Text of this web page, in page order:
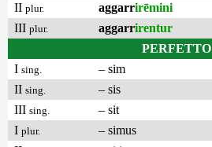
II plur. aggarrirēmini
III plur. aggarrirentur
PERFETTO
I sing.
– sim
II sing.
– sis
III sing.
– sit
I plur.
– simus